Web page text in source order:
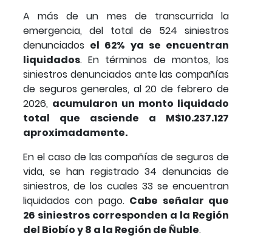
A más de un mes de transcurrida la
emergencia, del total de 524 siniestros
denunciados el 62% ya se encuentran
liquidados. En términos de montos, los
siniestros denunciados ante las compañías
de seguros generales, al 20 de febrero de
2026, acumularon un monto liquidado
total que asciende a M$10.237.127
aproximadamente.
En el caso de las compañías de seguros de
vida, se han registrado 34 denuncias de
siniestros, de los cuales 33 se encuentran
liquidados con pago. Cabe señalar que
26 siniestros corresponden a la Región
del Biobío y 8 a la Región de Ñuble.